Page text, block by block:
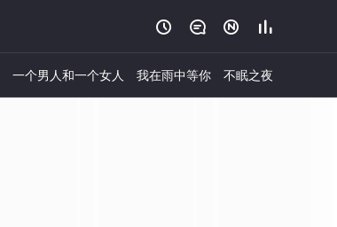
   
一个男人和一个女人 我在雨中等你 不眠之夜